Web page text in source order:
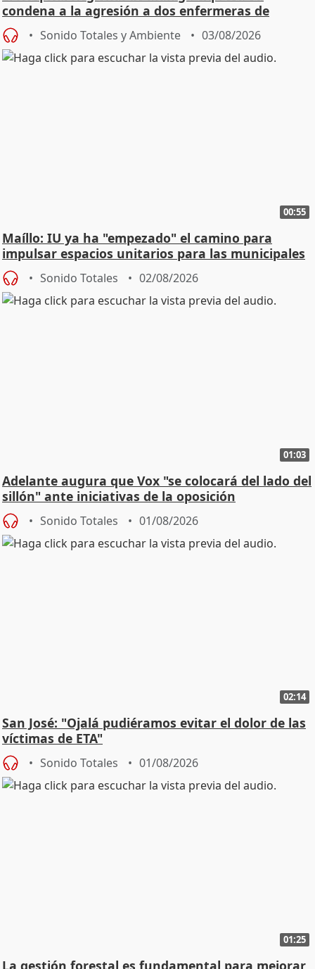
condena a la agresión a dos enfermeras de
Urgencias
Sonido Totales y Ambiente 03/08/2026
00:55
Maíllo: IU ya ha "empezado" el camino para
impulsar espacios unitarios para las municipales
Sonido Totales 02/08/2026
01:03
Adelante augura que Vox "se colocará del lado del
sillón" ante iniciativas de la oposición
Sonido Totales 01/08/2026
02:14
San José: "Ojalá pudiéramos evitar el dolor de las
víctimas de ETA"
Sonido Totales 01/08/2026
01:25
La gestión forestal es fundamental para mejorar